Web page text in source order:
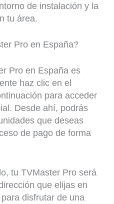
de instalación y la
tu área.
Pro en España?
Pro en España es
haz clic en el
para acceder
Desde ahí, podrás
que deseas
de pago de forma
tu TVMaster Pro será
que elijas en
disfrutar de una